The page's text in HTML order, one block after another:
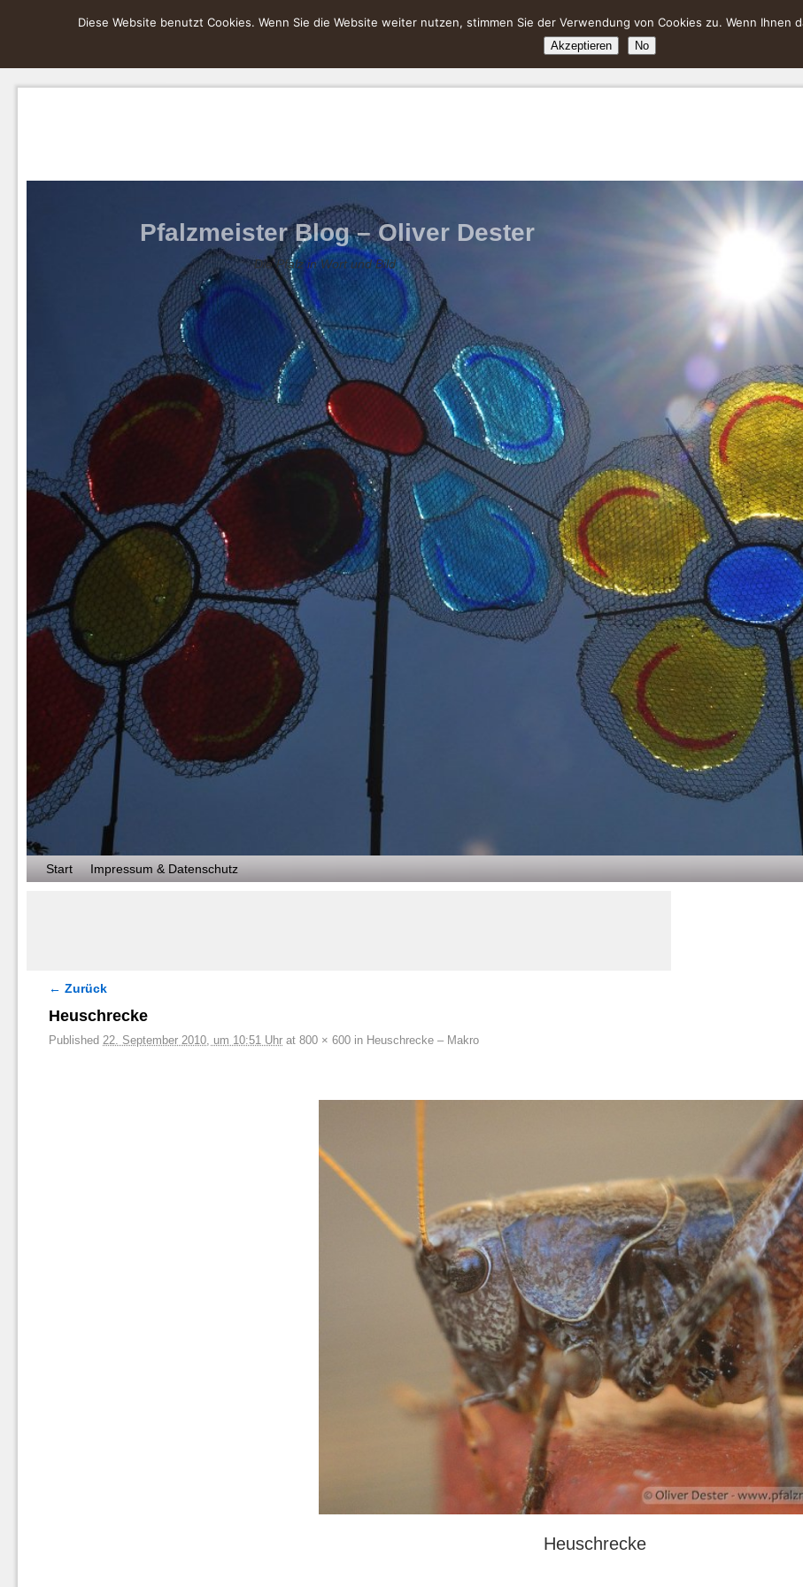
Pfalzmeister Blog – Oliver Dester
Die Pfalz in Wort und Bild
Zum Inhalt wechseln
Zum sekundären Inhalt wechseln
Start Impressum & Datenschutz
Bilder-Navigation
← Zurück
Heuschrecke
Published 22. September 2010, um 10:51 Uhr at 800 × 600 in Heuschrecke – Makro
Heuschrecke
Diese Website benutzt Cookies. Wenn Sie die Website weiter nutzen, stimmen Sie der Verwendung von Cookies zu. Wenn
Akzeptieren No